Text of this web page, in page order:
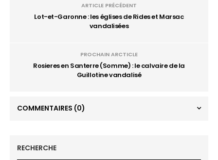
ARTICLE PRÉCÉDENT
Lot-et-Garonne : les églises de Rides et Marsac
vandalisées
PROCHAIN ARCTICLE
Rosieres en Santerre (Somme) : le calvaire de la
Guillotine vandalisé
COMMENTAIRES (0)
RECHERCHE